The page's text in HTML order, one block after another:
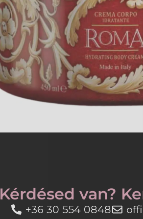
Kérdésed van?
+36 30 554 0848